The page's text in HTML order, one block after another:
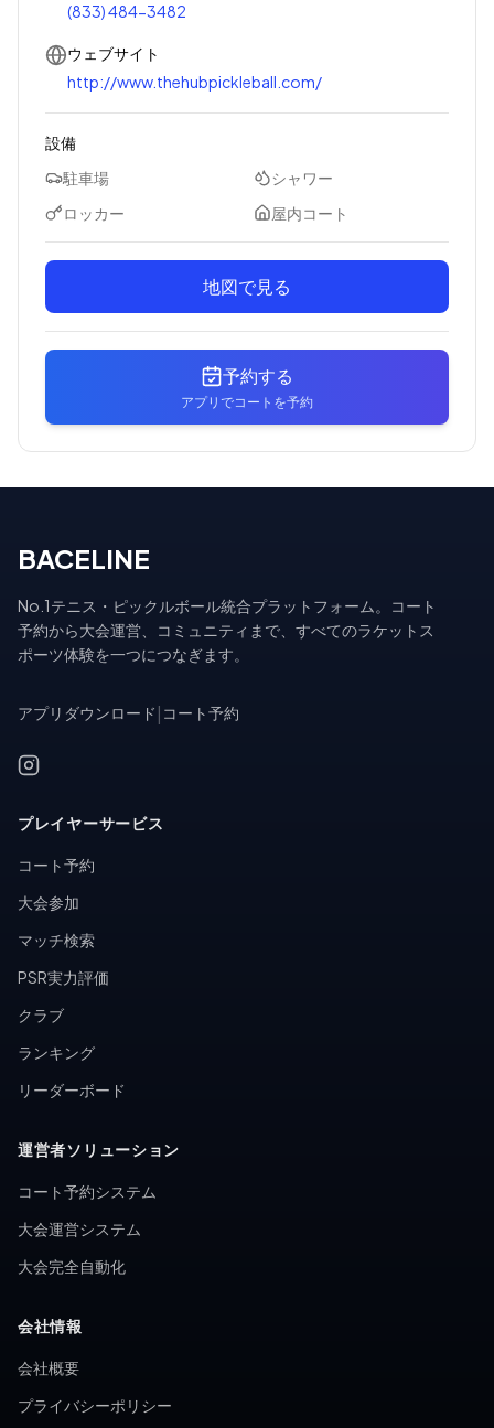
(833) 484-3482
ウェブサイト
http://www.thehubpickleball.com/
設備
駐車場
シャワー
ロッカー
屋内コート
地図で見る
予約する
アプリでコートを予約
BACELINE
No.1テニス・ピックルボール統合プラットフォーム。コート
予約から大会運営、コミュニティまで、すべてのラケットス
ポーツ体験を一つにつなぎます。
アプリダウンロード コート予約
プレイヤーサービス
コート予約
大会参加
マッチ検索
PSR実力評価
クラブ
ランキング
リーダーボード
運営者ソリューション
コート予約システム
大会運営システム
大会完全自動化
会社情報
会社概要
プライバシーポリシー